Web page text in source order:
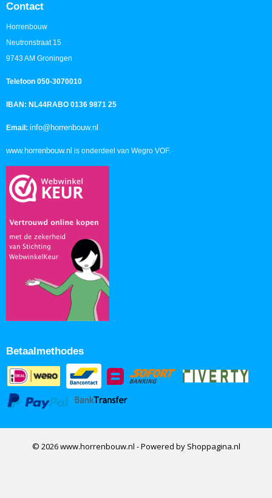
Contact
Horrenbouw
Neutronstraat 15
9743 AM Groningen
Telefoon 050-3070010
IBAN: NL44RABO 0136 9871 25
Email: info@horrenbouw.nl
www.horrenbouw.nl is onderdeel van Wegro VOF.
Betaalmethodes
© 2026 www.horrenbouw.nl - Powered by Shoppagina.nl